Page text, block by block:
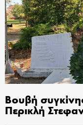
Βουβή
Περικλή